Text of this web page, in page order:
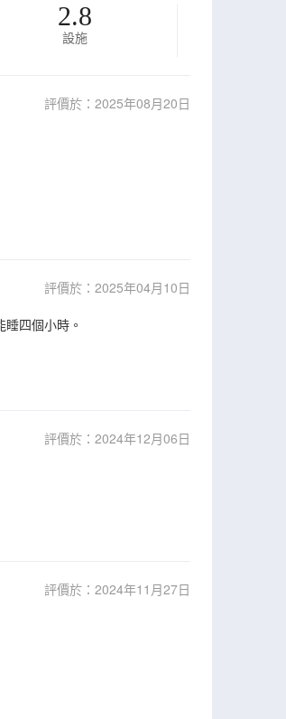
2.8
設施
評價於：2025年08月20日
評價於：2025年04月10日
四個小時。
評價於：2024年12月06日
評價於：2024年11月27日